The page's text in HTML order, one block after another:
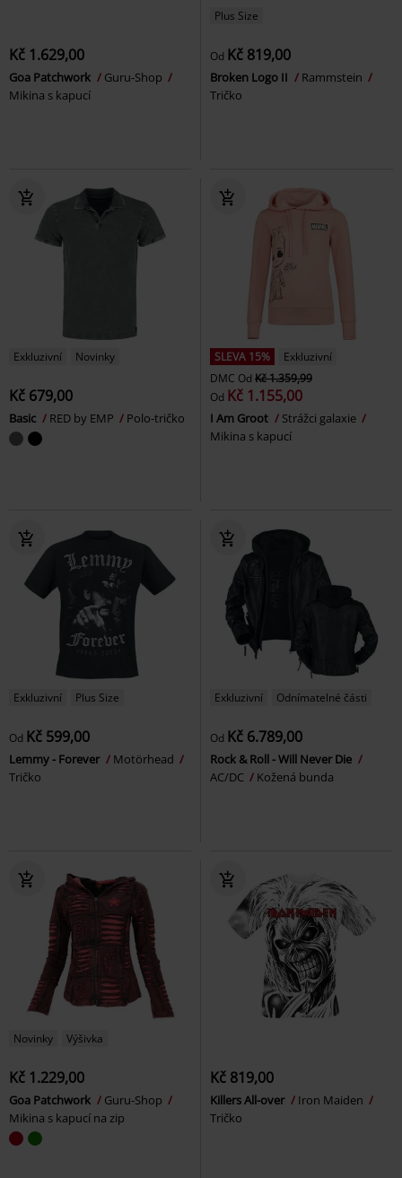
Kč 1.629,00
Goa Patchwork
Guru-Shop
Mikina s kapucí
Plus Size
Od Kč 819,00
Broken Logo II
Rammstein
Tričko
Exkluzivní Novinky
Kč 679,00
Basic RED by EMP Polo-tričko
SLEVA 15%
Exkluzivní
DMC Od Kč 1.359,99
Od Kč 1.155,00
I Am Groot
Strážci galaxie
Mikina s kapucí
Exkluzivní Plus Size
Od Kč 599,00
Lemmy - Forever
Motörhead
Tričko
Exkluzivní Odnímatelné části
Od Kč 6.789,00
Rock & Roll - Will Never Die
AC/DC
Kožená bunda
Novinky Výšivka
Kč 1.229,00
Goa Patchwork
Guru-Shop
Mikina s kapucí na zip
Kč 819,00
Killers All-over
Iron Maiden
Tričko